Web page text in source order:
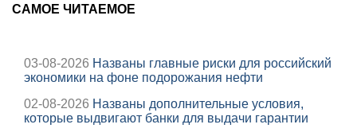
САМОЕ ЧИТАЕМОЕ
03-08-2026 Названы главные риски для российский
экономики на фоне подорожания нефти
02-08-2026 Названы дополнительные условия,
которые выдвигают банки для выдачи гарантии